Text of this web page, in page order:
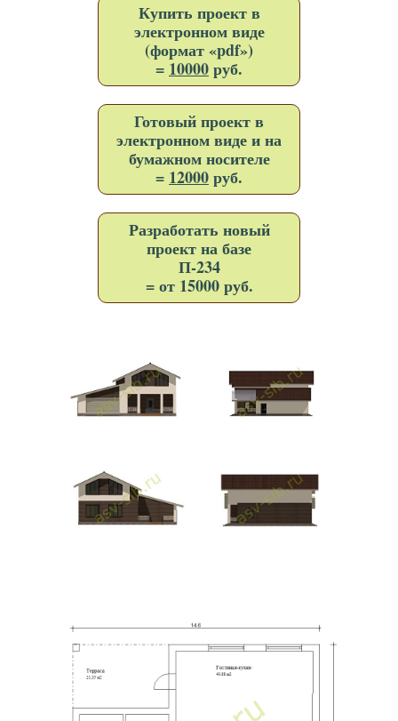
Купить проект в
электронном виде
(формат «pdf»)
= 10000руб.
Готовый проект в
электронном виде и на
бумажном носителе
= 12000руб.
Разработать новый
проект на базе
П-234
= от 15000 руб.